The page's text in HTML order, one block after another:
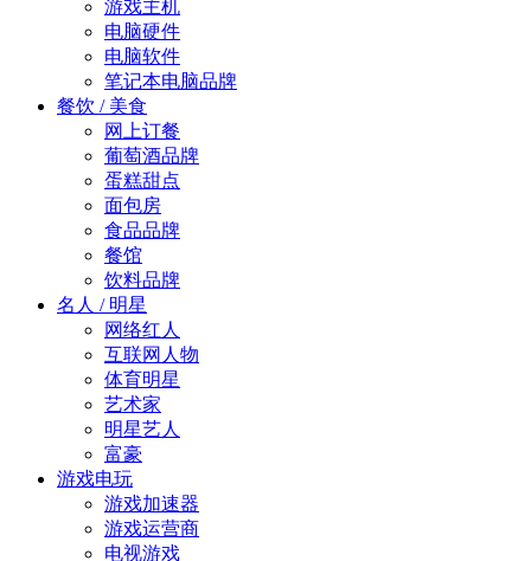
游戏主机
电脑硬件
电脑软件
笔记本电脑品牌
餐饮 / 美食
网上订餐
葡萄酒品牌
蛋糕甜点
面包房
食品品牌
餐馆
饮料品牌
名人 / 明星
网络红人
互联网人物
体育明星
艺术家
明星艺人
富豪
游戏电玩
游戏加速器
游戏运营商
电视游戏